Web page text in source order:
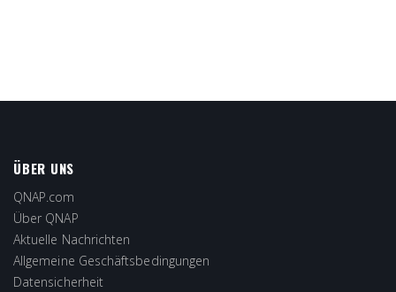
ÜBER UNS
QNAP.com
Über QNAP
Aktuelle Nachrichten
Allgemeine Geschäftsbedingungen
Datensicherheit